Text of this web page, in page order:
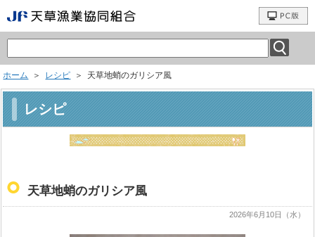
ホーム ＞ レシピ ＞ 天草地蛸のガリシア風
レシピ
天草地蛸のガリシア風
2026年6月10日（水）